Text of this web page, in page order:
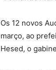
Os 12 novos
março, ao
Hesed, o